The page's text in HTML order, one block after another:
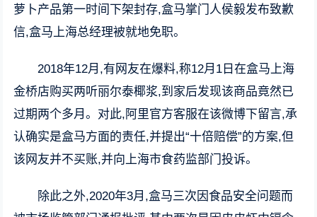
萝卜产品第一时间下架封存,盒马掌门人侯毅发布致歉
信,盒马上海总经理被就地免职。
2018年12月,有网友在爆料,称12月1日在盒马上海
金桥店购买两听丽尔泰椰浆,到家后发现该商品竟然已
过期两个多月。对此,阿里官方客服在该微博下留言,承
认确实是盒马方面的责任,并提出“十倍赔偿”的方案,但
该网友并不买账,并向上海市食药监部门投诉。
除此之外,2020年3月,盒马三次因食品安全问题而